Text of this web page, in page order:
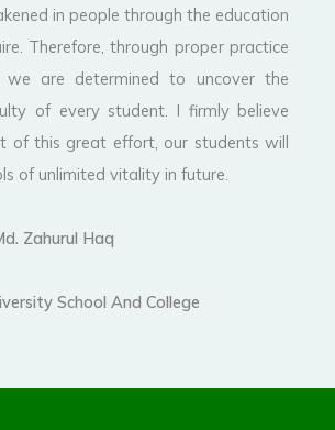
in people through the education
Therefore, through proper practice
we are determined to uncover the
of every student. I firmly believe
of this great effort, our students will
of unlimited vitality in future.
Zahurul Haq
School And College